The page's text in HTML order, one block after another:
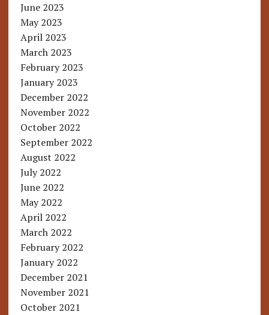
June 2023
May 2023
April 2023
March 2023
February 2023
January 2023
December 2022
November 2022
October 2022
September 2022
August 2022
July 2022
June 2022
May 2022
April 2022
March 2022
February 2022
January 2022
December 2021
November 2021
October 2021